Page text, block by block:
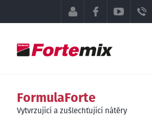
KLIENTSKÁ SEKCE
FACEBOOK
FormulaForte
Vytvrzující a zušlechťující nátěry